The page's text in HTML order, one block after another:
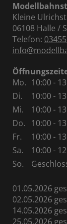
Kleine
06108 Halle /
Telefon:
Mo. 10:00 -
Di.
10:00 -
Mi.
10:00 -
Do.
10:00 -
Fr.
10:00 -
Sa.
10:00 -
So.
01.05.2026
02.05.2026
14.05.2026
25.05.2026